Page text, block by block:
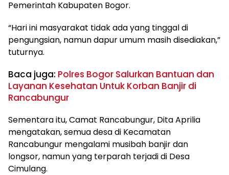
Pemerintah Kabupaten Bogor.
“Hari ini masyarakat tidak ada yang tinggal di
pengungsian, namun dapur umum masih disediakan,”
tuturnya.
Baca juga: Polres Bogor Salurkan Bantuan dan
Layanan Kesehatan Untuk Korban Banjir di
Rancabungur
Sementara itu, Camat Rancabungur, Dita Aprilia
mengatakan, semua desa di Kecamatan
Rancabungur mengalami musibah banjir dan
longsor, namun yang terparah terjadi di Desa
Cimulang.